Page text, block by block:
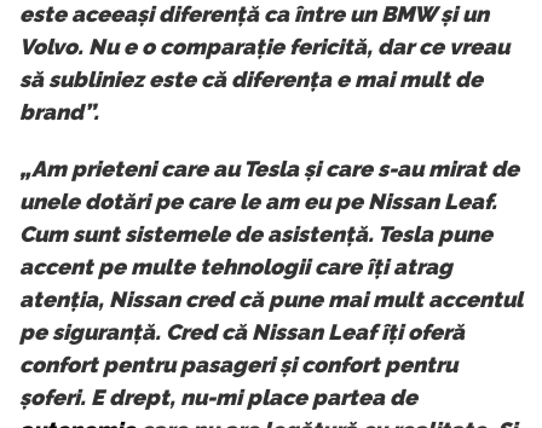
este aceeași diferență ca între un BMW și un
Volvo. Nu e o comparație fericită, dar ce vreau
să subliniez este că diferența e mai mult de
brand”.
„Am prieteni care au Tesla și care s-au mirat de
unele dotări pe care le am eu pe Nissan Leaf.
Cum sunt sistemele de asistență. Tesla pune
accent pe multe tehnologii care îți atrag
atenția, Nissan cred că pune mai mult accentul
pe siguranță. Cred că Nissan Leaf îți oferă
confort pentru pasageri și confort pentru
șoferi. E drept, nu-mi place partea de